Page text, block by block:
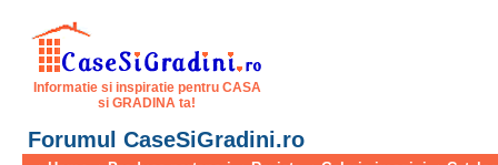
Informatie si inspiratie pentru CASA
si GRADINA ta!
Forumul CaseSiGradini.ro